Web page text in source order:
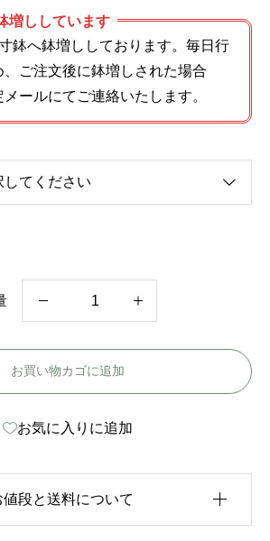
増ししています
鉢へ鉢増ししております。毎日行
、ご注文後に鉢増しされた場合
ールにてご連絡いたします。
ラ
ラ
お買い物カゴに追加
お気に入りに追加
値段と送料について